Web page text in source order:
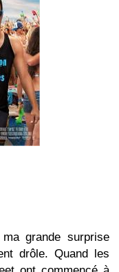
grande surprise
drôle. Quand les